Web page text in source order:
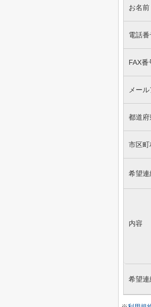
お名前
電話番
FAX番
メー
都道府
市区町
希望
内容
希望連